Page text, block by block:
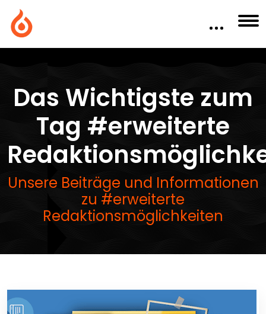
Das Wichtigste zum
Tag #erweiterte
Unsere Beiträge und Informationen
zu #erweiterte
Redaktionsmöglichkeiten